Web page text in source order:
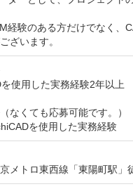
経験のある方だけでなく、
ざいます。
を使用した実務経験2年以上
なくても応募可能です。）
を使用した実務経験
メトロ東西線「東陽町駅」